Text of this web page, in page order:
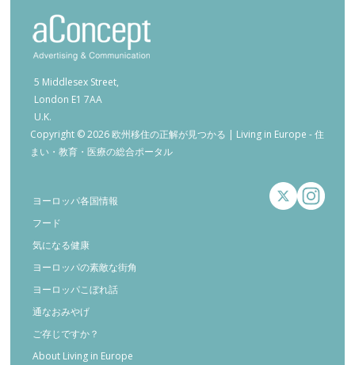
5 Middlesex Street,
London E1 7AA
U.K.
Copyright © 2026 欧州移住の正解が見つかる | Living in Europe - 住
まい・教育・医療の総合ポータル
ヨーロッパ各国情報
フード
気になる健康
ヨーロッパの素敵な街角
ヨーロッパこぼれ話
通なおみやげ
ご存じですか？
About Living in Europe